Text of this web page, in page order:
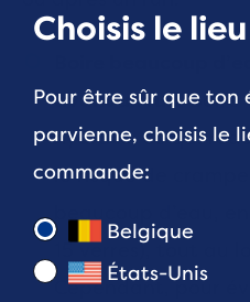
avant un run.Boire
hydraté, ce qui
le risque de
15 verres), tout au
Cependant, pour
Choisis le
Pour être sûr que
parvienne, choisis le
commande:
Belgique
États-Unis